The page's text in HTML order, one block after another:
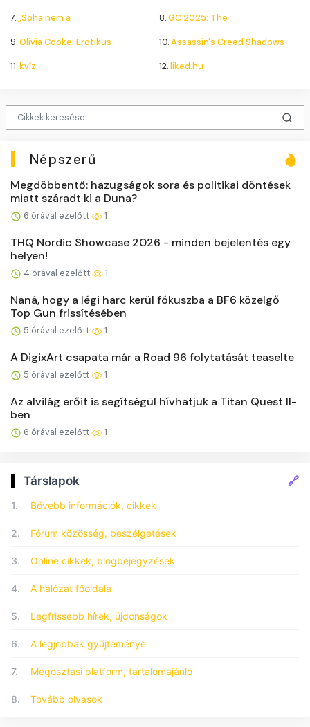
7.„Soha nem a 8.GC 2025: The
9.Olivia Cooke: Erotikus 10.Assassin's Creed Shadows
11.kvíz 12.liked.hu
Népszerű
Megdöbbentő: hazugságok sora és politikai döntések
miatt száradt ki a Duna?
6 órával ezelőtt 1
THQ Nordic Showcase 2026 - minden bejelentés egy
helyen!
4 órával ezelőtt 1
Naná, hogy a légi harc kerül fókuszba a BF6 közelgő
Top Gun frissítésében
5 órával ezelőtt 1
A DigixArt csapata már a Road 96 folytatását teaselte
5 órával ezelőtt 1
Az alvilág erőit is segítségül hívhatjuk a Titan Quest II-
ben
6 órával ezelőtt 1
Társlapok 🔗
1. Bővebb információk, cikkek
2. Fórum közösség, beszélgetések
3. Online cikkek, blogbejegyzések
4. A hálózat főoldala
5. Legfrissebb hírek, újdonságok
6. A legjobbak gyűjteménye
7. Megosztási platform, tartalomajánló
8. Tovább olvasok